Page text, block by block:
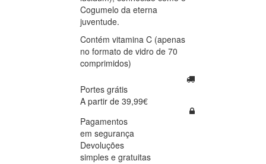
Cogumelo da eterna
juventude.
Contém vitamina C (apenas
no formato de vidro de 70
comprimidos)
Portes grátis
A partir de 39,99€
Pagamentos
em segurança
Devoluções
simples e gratuitas